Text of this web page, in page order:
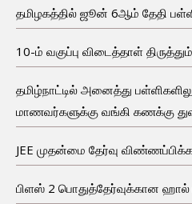
தமிழகத்தில் ஜூன் 6ஆம் தேதி
10-ம் வகுப்பு விடைத்தாள்
தமிழ்நாட்டில் அனைத்து
மாணவர்களுக்கு வங்கி கணக்கு
JEE முதன்மை தேர்வு
பிளஸ் 2 பொதுத்தேர்வுக்கான ஹால்